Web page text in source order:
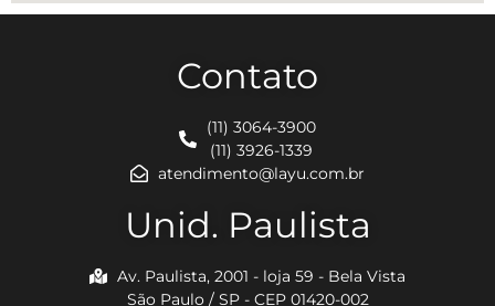
Contato
(11) 3064-3900
(11) 3926-1339
atendimento@layu.com.br
Unid. Paulista
Av. Paulista, 2001 - loja 59 - Bela Vista
São Paulo / SP - CEP 01420-002